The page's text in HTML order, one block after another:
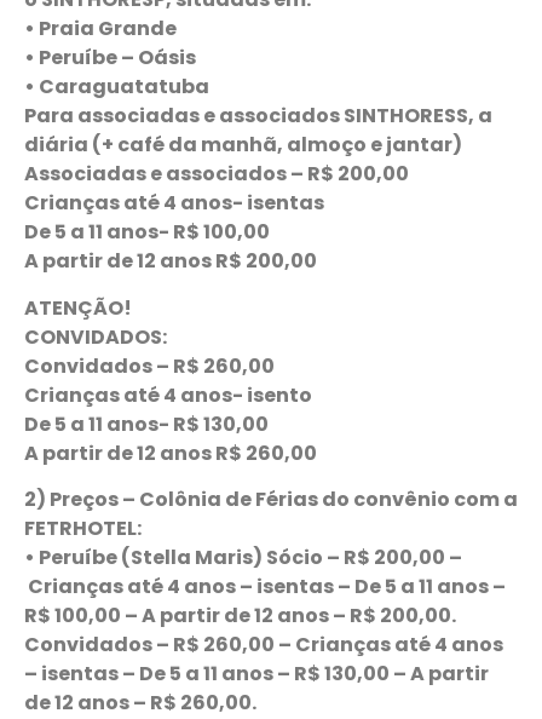
• Praia Grande
• Peruíbe – Oásis
• Caraguatatuba
Para associadas e associados SINTHORESS, a
diária (+ café da manhã, almoço e jantar)
Associadas e associados – R$ 200,00
Crianças até 4 anos- isentas
De 5 a 11 anos- R$ 100,00
A partir de 12 anos R$ 200,00
ATENÇÃO!
CONVIDADOS:
Convidados – R$ 260,00
Crianças até 4 anos- isento
De 5 a 11 anos- R$ 130,00
A partir de 12 anos R$ 260,00
2) Preços – Colônia de Férias do convênio com a
FETRHOTEL:
• Peruíbe (Stella Maris) Sócio – R$ 200,00 –
Crianças até 4 anos – isentas – De 5 a 11 anos –
R$ 100,00 –A partir de 12 anos – R$ 200,00.
Convidados – R$ 260,00 – Crianças até 4 anos
– isentas – De 5 a 11 anos – R$ 130,00 –A partir
de 12 anos – R$ 260,00.